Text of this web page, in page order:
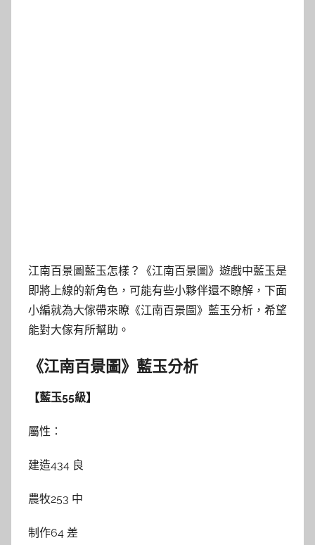
江南百景圖藍玉怎樣？《江南百景圖》遊戲中藍玉是
即將上線的新角色，可能有些小夥伴還不瞭解，下面
小編就為大傢帶來瞭《江南百景圖》藍玉分析，希望
能對大傢有所幫助。
《江南百景圖》藍玉分析
【藍玉55級】
屬性：
建造434 良
農牧253 中
制作64 差